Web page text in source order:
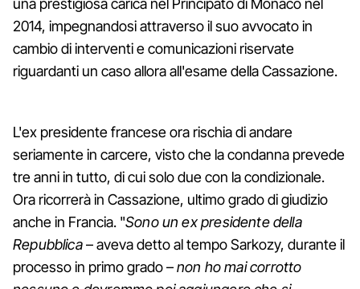
una prestigiosa carica nel Principato di Monaco nel
2014, impegnandosi attraverso il suo avvocato in
cambio di interventi e comunicazioni riservate
riguardanti un caso allora all'esame della Cassazione.
L'ex presidente francese ora rischia di andare
seriamente in carcere, visto che la condanna prevede
tre anni in tutto, di cui solo due con la condizionale.
Ora ricorrerà in Cassazione, ultimo grado di giudizio
anche in Francia. "Sono un ex presidente della
Repubblica– aveva detto al tempo Sarkozy, durante il
processo in primo grado –non ho mai corrotto